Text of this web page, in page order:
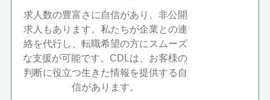
求人数の豊富さに自信があり、非公開
求人もあります。私たちが企業との連
絡を代行し、転職希望の方にスムーズ
な支援が可能です。CDLは、お客様の
判断に役立つ生きた情報を提供する自
信があります。